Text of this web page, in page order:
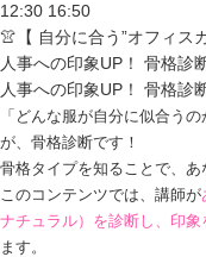
12:30 16:50
👚【 自分に合う”オフィス
人事への印象UP！ 骨格診
人事への印象UP！ 骨格診
「どんな服が自分に似合う
が、骨格診断です！
骨格タイプを知ることで、あ
このコンテンツでは、講師が
ナチュラル）を診断し、印
ます。